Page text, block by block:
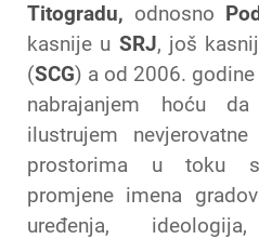
Titogradu, odnosno
kasnije u SRJ, još
(SCG) a od 2006. godine
nabrajanjem hoću
ilustrujem
prostorima u toku
promjene imena
uređenja,